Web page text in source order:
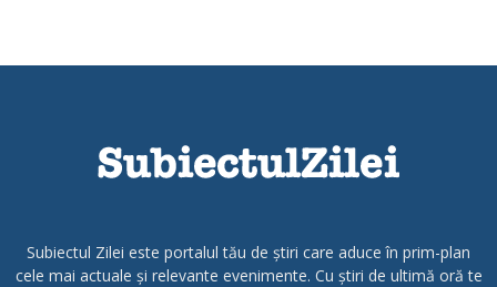
Subiectul Zilei este portalul tău de știri care aduce în prim-plan
cele mai actuale și relevante evenimente. Cu știri de ultimă oră te